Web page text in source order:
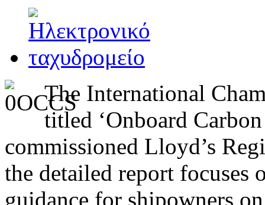
The International
titled ‘Onboard
commissioned Lloyd’s
the detailed report focuses
guidance for shipowners